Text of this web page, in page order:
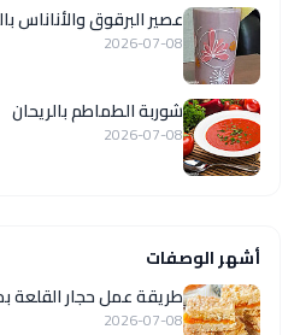
عصير البرقوق والأناناس
2026-07-08
شوربة الطماطم بالريحان
2026-07-08
أشهر الوصفات
طريقة عمل حجار
2026-07-08